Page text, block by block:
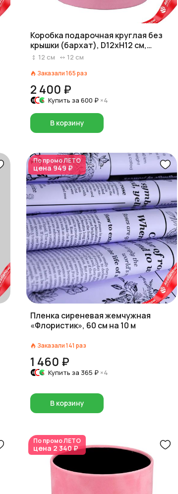
Коробка подарочная круглая без
крышки (бархат), D12xH12 см,
розовый
12 см 12 см
Заказали165раз
2 400 ₽
Купить за 600 ₽ ×4
В корзину
По промоЛЕТО
цена949 ₽
Пленка сиреневая жемчужная
«Флористик», 60 см на 10 м
Заказали141 раз
1 460 ₽
Купить за 365 ₽ ×4
В корзину
По промоЛЕТО
цена 2 340 ₽